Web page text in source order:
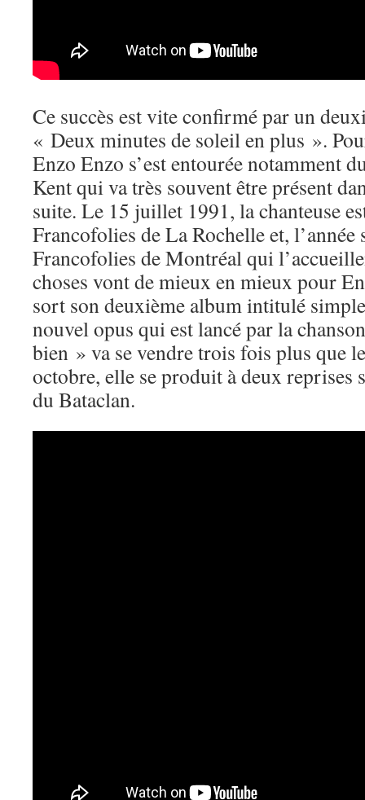
Ce succès est vite confirmé par un
« Deux minutes de soleil en plus ».
Enzo Enzo s’est entourée notamment
Kent qui va très souvent être présent
suite. Le 15 juillet 1991, la chanteuse
Francofolies de La Rochelle et, l’année
Francofolies de Montréal qui
choses vont de mieux en mieux pour
sort son deuxième album intitulé
nouvel opus qui est lancé par la
bien » va se vendre trois fois plus que
octobre, elle se produit à deux reprises
du Bataclan.